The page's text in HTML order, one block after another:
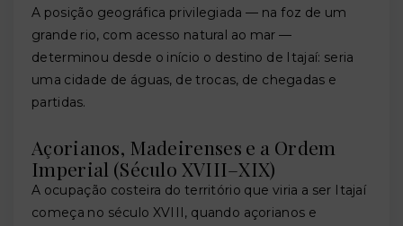
A posição geográfica privilegiada — na foz de um
grande rio, com acesso natural ao mar —
determinou desde o início o destino de Itajaí: seria
uma cidade de águas, de trocas, de chegadas e
partidas.
Açorianos, Madeirenses e a Ordem
Imperial (Século XVIII–XIX)
A ocupação costeira do território que viria a ser Itajaí
começa no século XVIII, quando açorianos e